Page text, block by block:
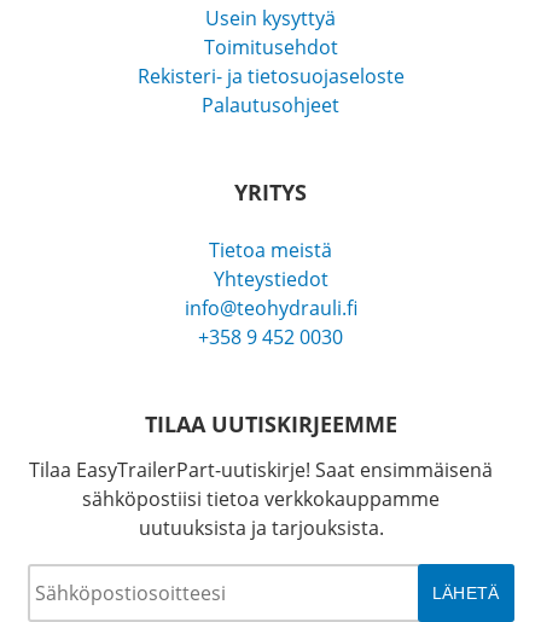
Usein kysyttyä
Toimitusehdot
Rekisteri- ja tietosuojaseloste
Palautusohjeet
YRITYS
Tietoa meistä
Yhteystiedot
info@teohydrauli.fi
+358 9 452 0030
TILAA UUTISKIRJEEMME
Tilaa EasyTrailerPart-uutiskirje! Saat ensimmäisenä
sähköpostiisi tietoa verkkokauppamme
uutuuksista ja tarjouksista.